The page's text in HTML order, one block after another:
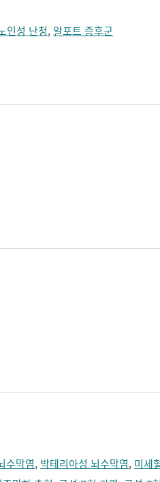
인성 난청, 알포트 증후군
수막염, 박테리아성 뇌수막염, 미세